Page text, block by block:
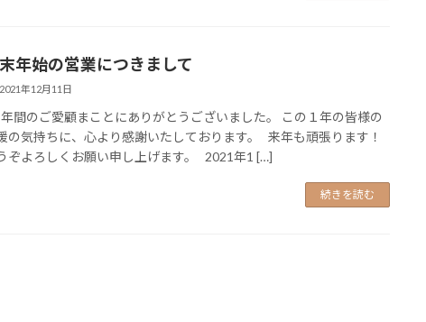
年始の営業につきまして
2021年12月11日
年間のご愛顧まことにありがとうございました。 この１年の皆様の
の気持ちに、心より感謝いたしております。 来年も頑張ります！
ぞよろしくお願い申し上げます。 2021年1 […]
続きを読む